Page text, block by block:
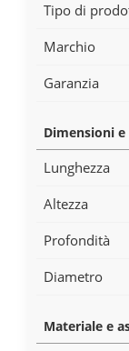
Tipo di
Marchio
Garanzia
Dimensioni e
Lunghezza
Altezza
Profondità
Diametro
Materiale e